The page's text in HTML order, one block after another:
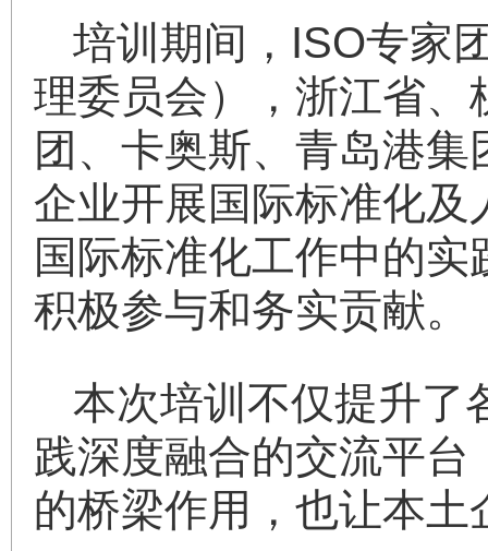
培训期间，ISO专家
理委员会），浙江省
团、卡奥斯、青岛港
企业开展国际标准化
国际标准化工作中的
积极参与和务实贡献。
本次培训不仅提升了
践深度融合的交流平台
的桥梁作用，也让本